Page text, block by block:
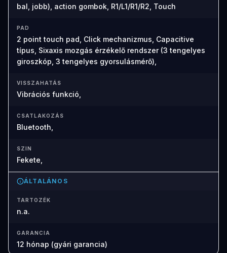
bal, jobb), action gombok, R1/L1/R1/R2, Touch
PAD
2 point touch pad, Click mechanizmus, Capacitive
típus, Sixaxis mozgás érzékelő rendszer (3 tengelyes
giroszkóp, 3 tengelyes gyorsulásmérő),
VISSZAHATÁS
Vibrációs funkció,
CSATLAKOZÁS
Bluetooth,
SZIN
Fekete,
ÁLTALÁNOS
TARTOZÉK
n.a.
GARANCIA
12 hónap (gyári garancia)